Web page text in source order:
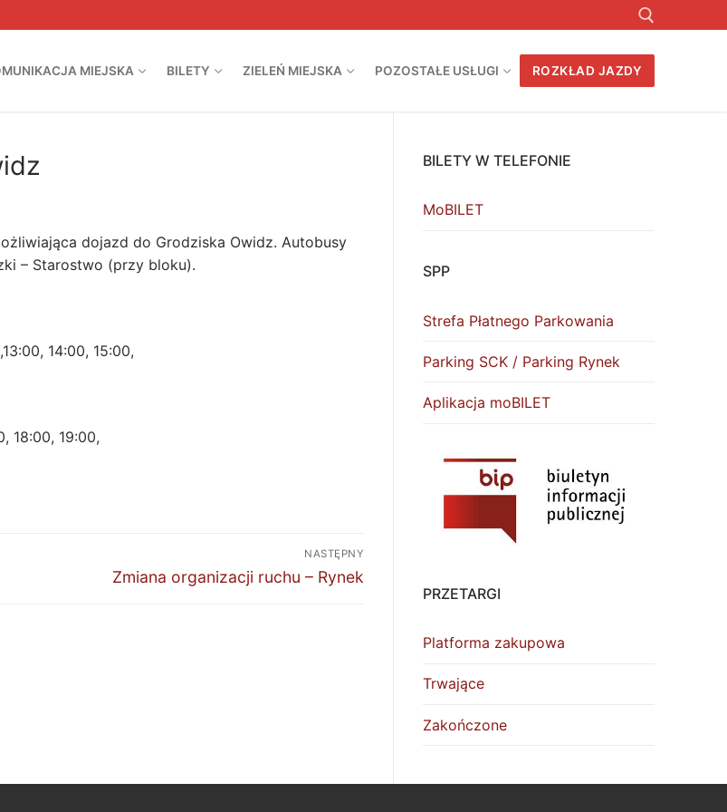
MIEJSKA BILETY ZIELEŃ MIEJSKA POZOSTAŁE USŁUGI ROZKŁAD JAZDY
dojazd do Grodziska Owidz. Autobusy
– Starostwo (przy bloku).
14:00, 15:00,
18:00, 19:00,
NASTĘPNY
Następny
Zmiana organizacji ruchu – Rynek
BILETY W TELEFONIE
MoBILET
SPP
Strefa Płatnego Parkowania
Parking SCK / Parking Rynek
Aplikacja moBILET
PRZETARGI
Platforma zakupowa
Trwające
Zakończone